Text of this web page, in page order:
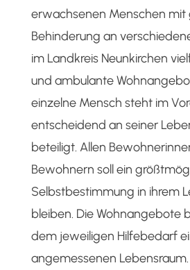
erwachsenen Menschen mit
Behinderung an
im Landkreis Neunkirchen
und ambulante
einzelne Mensch steht im
entscheidend an seiner
beteiligt. Allen
Bewohnern soll ein
Selbstbestimmung in ihrem
bleiben. Die Wohnangebote
dem jeweiligen Hilfebedarf
angemessenen Lebensraum.